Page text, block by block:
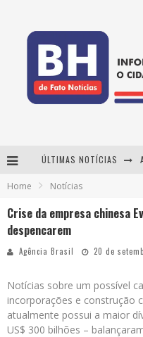
ÚLTIMAS NOTÍCIAS
Home Notícias
Crise da empresa chinesa
despencarem
Agência Brasil 20 de
Notícias sobre um possível
incorporações e construção
atualmente possui a maior
US$ 300 bilhões –